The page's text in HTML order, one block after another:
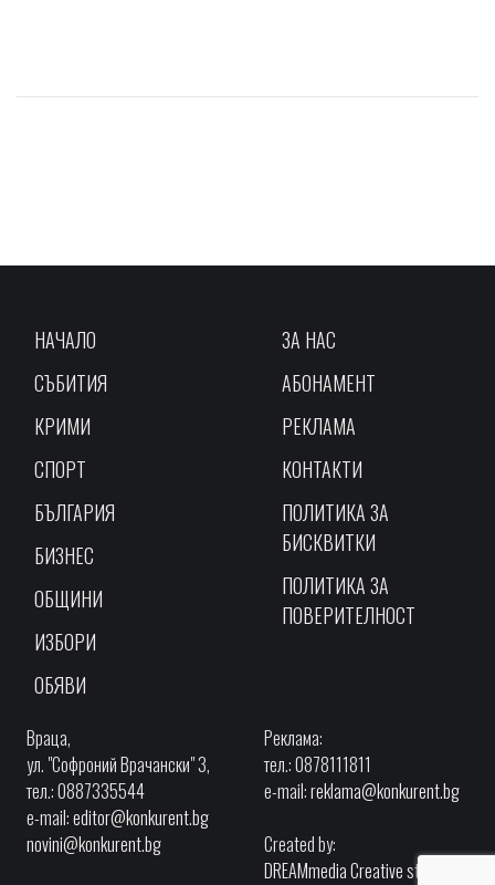
НАЧАЛО
СЪБИТИЯ
КРИМИ
СПОРТ
БЪЛГАРИЯ
БИЗНЕС
ОБЩИНИ
ИЗБОРИ
ОБЯВИ
ЗА НАС
АБОНАМЕНТ
РЕКЛАМА
КОНТАКТИ
ПОЛИТИКА ЗА
БИСКВИТКИ
ПОЛИТИКА ЗА
ПОВЕРИТЕЛНОСТ
Враца,
ул. "Софроний Врачански" 3,
тел.: 0887335544
e-mail:editor@konkurent.bg
novini@konkurent.bg
Реклама:
тел.: 0878111811
e-mail:reklama@konkurent.bg
Created by:
DREAMmedia Creative studio